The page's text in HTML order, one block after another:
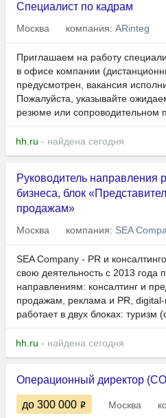
Специалист по кадрам
Москва компания: ARinteg
Приглашаем на работу
в офисе компании
предусмотрен, вакансия
Пожалуйста, указывайте
резюме или сопроводительном
hh.ru - найдена сегодня
Руководитель направления
бизнеса, блок
продажам»
Москва компания: SEA
SEA Company - PR и
свою деятельность с 2013 года
направлениям: консалтинг и
продажам, реклама и PR,
работает в двух блоках: туризм
hh.ru - найдена сегодня
Операционный директор
до 300 000 Москва